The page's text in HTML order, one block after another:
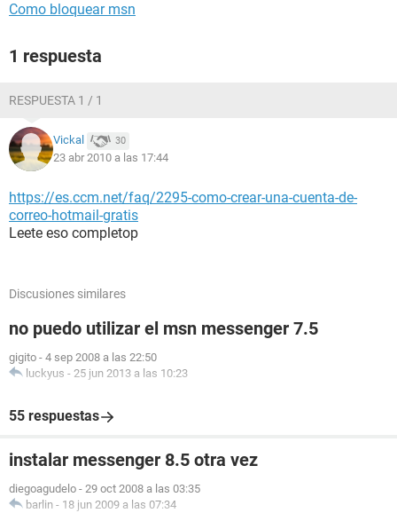
Como bloquear msn
1 respuesta
RESPUESTA 1 / 1
Vickal 30
23 abr 2010 a las 17:44
https://es.ccm.net/faq/2295-como-crear-una-cuenta-de-
correo-hotmail-gratis
Leete eso completop
Discusiones similares
no puedo utilizar el msn messenger 7.5
gigito - 4 sep 2008 a las 22:50
luckyus - 25 jun 2013 a las 10:23
55 respuestas
instalar messenger 8.5 otra vez
diegoagudelo - 29 oct 2008 a las 03:35
barlin - 18 jun 2009 a las 07:34